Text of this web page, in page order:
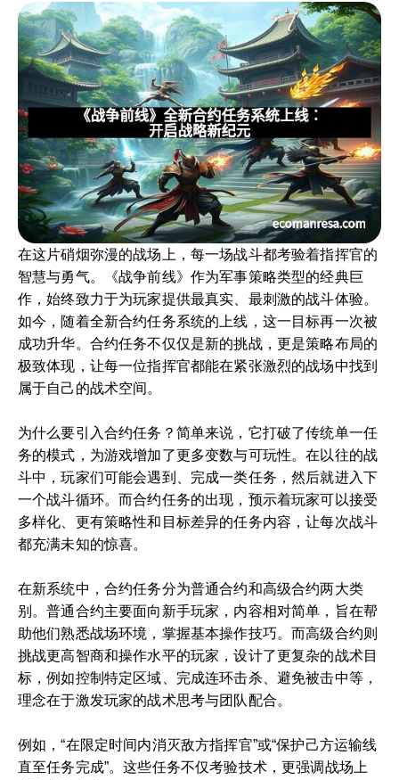
在这片硝烟弥漫的战场上，每一场战斗都考验着指挥官的
智慧与勇气。《战争前线》作为军事策略类型的经典巨
作，始终致力于为玩家提供最真实、最刺激的战斗体验。
如今，随着全新合约任务系统的上线，这一目标再一次被
成功升华。合约任务不仅仅是新的挑战，更是策略布局的
极致体现，让每一位指挥官都能在紧张激烈的战场中找到
属于自己的战术空间。
为什么要引入合约任务？简单来说，它打破了传统单一任
务的模式，为游戏增加了更多变数与可玩性。在以往的战
斗中，玩家们可能会遇到、完成一类任务，然后就进入下
一个战斗循环。而合约任务的出现，预示着玩家可以接受
多样化、更有策略性和目标差异的任务内容，让每次战斗
都充满未知的惊喜。
在新系统中，合约任务分为普通合约和高级合约两大类
别。普通合约主要面向新手玩家，内容相对简单，旨在帮
助他们熟悉战场环境，掌握基本操作技巧。而高级合约则
挑战更高智商和操作水平的玩家，设计了更复杂的战术目
标，例如控制特定区域、完成连环击杀、避免被击中等，
理念在于激发玩家的战术思考与团队配合。
例如，“在限定时间内消灭敌方指挥官”或“保护己方运输线
直至任务完成”。这些任务不仅考验技术，更强调战场上